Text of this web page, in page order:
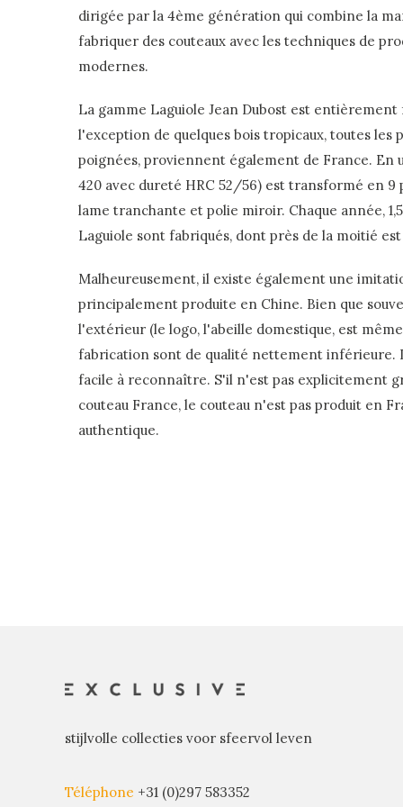
dirigée par la 4ème génération qui combine la
fabriquer des couteaux avec les techniques de
modernes.
La gamme Laguiole Jean Dubost est
l'exception de quelques bois tropicaux, toutes les
poignées, proviennent également de France. En
420 avec dureté HRC 52/56) est transformé en 9
lame tranchante et polie miroir. Chaque année,
Laguiole sont fabriqués, dont près de la moitié
Malheureusement, il existe également une
principalement produite en Chine. Bien que
l'extérieur (le logo, l'abeille domestique, est
fabrication sont de qualité nettement inférieure.
facile à reconnaître. S'il n'est pas explicitement
couteau France, le couteau n'est pas produit en
authentique.
stijlvolle collecties voor sfeervol leven
Téléphone +31 (0)297 583352